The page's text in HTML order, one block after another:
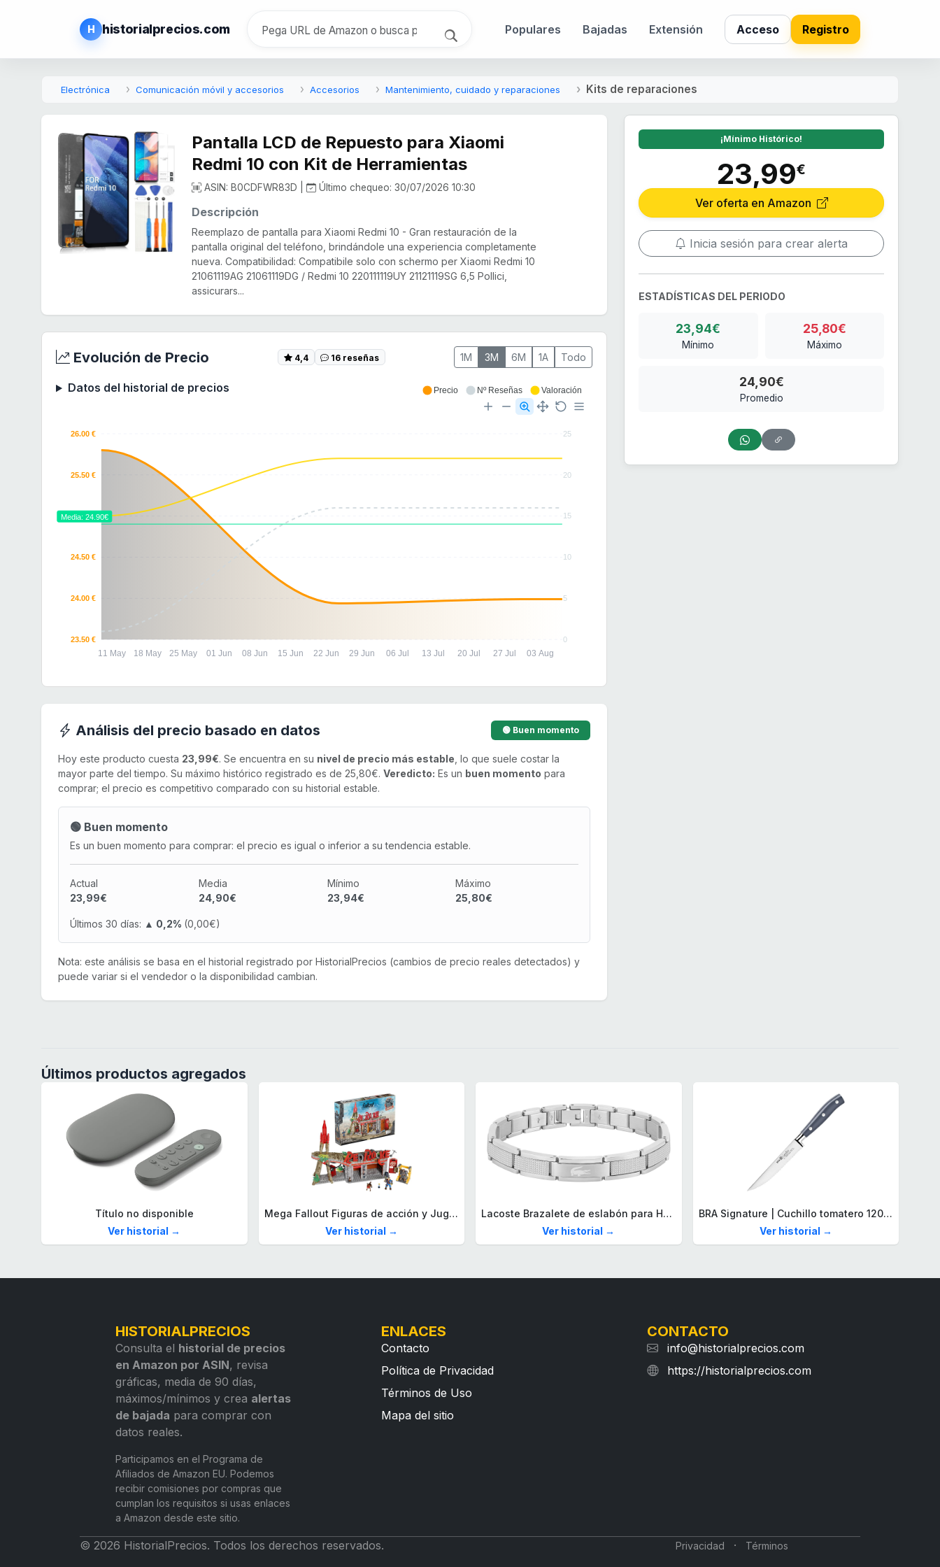
H historialprecios.com Populares Bajadas Extensión Acceso Registro
Electrónica Comunicación móvil y accesorios Accesorios Mantenimiento, cuidado y reparaciones Kits de reparaciones
Pantalla LCD de Repuesto para Xiaomi
Redmi 10 con Kit de Herramientas
ASIN: B0CDFWR83D | Último chequeo: 30/07/2026 10:30
Descripción
Reemplazo de pantalla para Xiaomi Redmi 10 - Gran restauración de la
pantalla original del teléfono, brindándole una experiencia completamente
nueva. Compatibilidad: Compatibile solo con schermo per Xiaomi Redmi 10
21061119AG 21061119DG / Redmi 10 220111119UY 21121119SG 6,5 Pollici,
assicurars...
Evolución de Precio 4,4 16 reseñas 1M 3M 6M 1A Todo
Datos del historial de precios
25
20
15
10
5
0
26.00 €
25.50 €
25.00 €
24.50 €
24.00 €
23.50 €
11 May 18 May 25 May 01 Jun 08 Jun 15 Jun 22 Jun 29 Jun 06 Jul 13 Jul 20 Jul 27 Jul 03 Aug
Media: 24.90€
Precio Nº Reseñas Valoración
Análisis del precio basado en datos 🟢 Buen momento
Hoy este producto cuesta 23,99€. Se encuentra en su nivel de precio más estable , lo que suele costar la
mayor parte del tiempo. Su máximo histórico registrado es de 25,80€. Veredicto: Es un buen momento para
comprar; el precio es competitivo comparado con su historial estable.
🟢 Buen momento
Es un buen momento para comprar: el precio es igual o inferior a su tendencia estable.
Actual
23,99€
Media
24,90€
Mínimo
23,94€
Máximo
25,80€
Últimos 30 días: ▲ 0,2% (0,00€)
Nota: este análisis se basa en el historial registrado por HistorialPrecios (cambios de precio reales detectados) y
puede variar si el vendedor o la disponibilidad cambian.
¡Mínimo Histórico!
23,99€
Ver oferta en Amazon
Inicia sesión para crear alerta
ESTADÍSTICAS DEL PERIODO
23,94€
Mínimo
25,80€
Máximo
24,90€
Promedio
Últimos productos agregados
Título no disponible
Ver historial →
Mega Fallout Figuras de acción y Juguetes de construcción, Parada de Camiones Red Rocket con 824 Piezas, 2 Personajes articulados y Accesorios, para coleccionistas, HXT00
Ver historial →
Lacoste Brazalete de eslabón para Hombre Colección STENCIL de Acero inoxidable
Ver historial →
BRA Signature | Cuchillo tomatero 120 mm, Acero Inoxidable alemán forjado con Molibdeno Vanadio, Mango Remachado ABS, Diseño Ergonómico, Hoja 1,6 mm espesor
Ver historial →
HISTORIALPRECIOS
Consulta el historial de precios
en Amazon por ASIN, revisa
gráficas, media de 90 días,
máximos/mínimos y crea alertas
de bajada para comprar con
datos reales.
Participamos en el Programa de
Afiliados de Amazon EU. Podemos
recibir comisiones por compras que
cumplan los requisitos si usas enlaces
a Amazon desde este sitio.
ENLACES
Contacto
Política de Privacidad
Términos de Uso
Mapa del sitio
CONTACTO
info@historialprecios.com
https://historialprecios.com
© 2026 HistorialPrecios. Todos los derechos reservados. Privacidad · Términos